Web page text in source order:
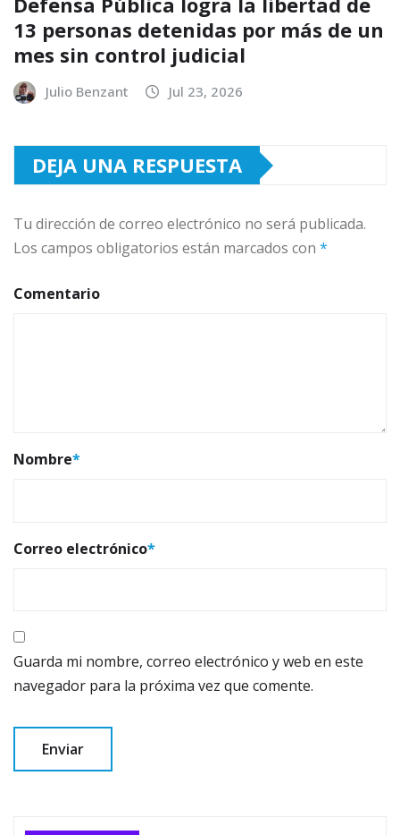
13 personas detenidas por más de un
mes sin control judicial
Julio Benzant Jul 23, 2026
DEJA UNA RESPUESTA
Tu dirección de correo electrónico no será publicada.
Los campos obligatorios están marcados con *
Comentario
Nombre*
Correo electrónico*
Guarda mi nombre, correo electrónico y web en este
navegador para la próxima vez que comente.